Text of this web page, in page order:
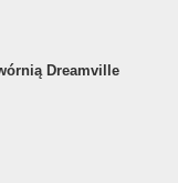
Dreamville